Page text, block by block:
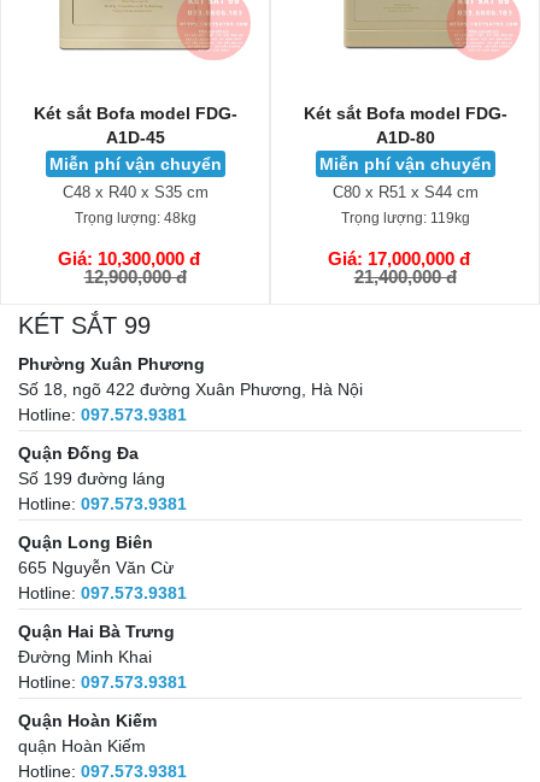
Két sắt Bofa model FDG-
A1D-80
Miễn phí vận chuyển
C80 x R51 x S44 cm
Trọng lượng:119kg
Giá: 17,000,000 đ
21,400,000 đ
GIỎ HÀNG
Két sắt Liberty LB58-S9-
PRO-G
Miễn phí vận chuyển
C58 x R43 x S39 cm
Trọng lượng: 71kg
Giá: 18,500,000 đ
25,900,000 đ
GIỎ HÀNG
KÉT SẮT 99
Phường Xuân Phương
Số 18, ngõ 422 đường Xuân Phương, Hà Nội
Hotline: 097.573.9381
Quận Đống Đa
Số 199 đường láng
Hotline: 097.573.9381
Quận Long Biên
665 Nguyễn Văn Cừ
Hotline: 097.573.9381
Quận Hai Bà Trưng
Đường Minh Khai
Hotline: 097.573.9381
Quận Hoàn Kiếm
quận Hoàn Kiếm
Hotline: 097.573.9381